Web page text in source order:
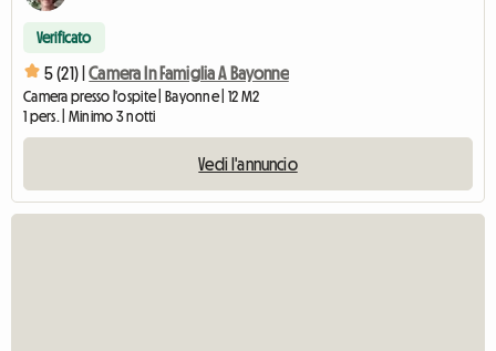
Verificato
5 (21) | Camera In Famiglia A Bayonne
Camera presso l'ospite | Bayonne | 12 M2
1 pers. | Minimo 3 notti
Vedi l'annuncio